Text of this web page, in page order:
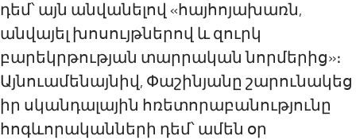
դեմ՝ այն անվանելով «հայհոյախառն,
անվայել խոսույթներով և զուրկ
բարեկրթության տարրական նորմերից»։
Այնուամենայնիվ, Փաշինյանը շարունակեց
իր սկանդալային հռետորաբանությունը
հոգևորականների դեմ՝ ամեն օր